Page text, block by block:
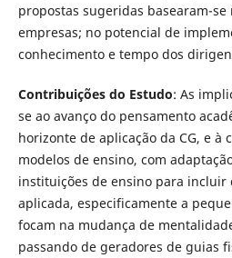
propostas sugeridas basearam-
empresas; no potencial de
conhecimento e tempo dos
Contribuições do Estudo: As
se ao avanço do pensamento
horizonte de aplicação da CG, e à
modelos de ensino, com
instituições de ensino para incluir
aplicada, especificamente a
focam na mudança de
passando de geradores de guias